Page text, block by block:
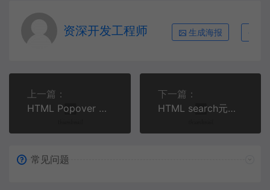
资深开发工程师 生成海报
上一篇：
HTML Popover API深度实战：零JavaScript构建可访问弹出层与工具提示
下一篇：
HTML search元素实战：构建语义化搜索模块与无障碍优化指南
常见问题